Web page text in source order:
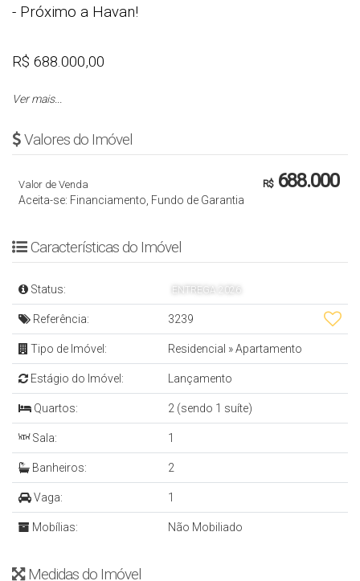
- Próximo a Havan!
R$ 688.000,00
Sugestão: R$ 69.000,00 entrada + 17 x R$ 4.050,00
+ 4 x 26.000,00 (1 vez por ano)
parcelas de R$ 4.100,00
Cód.: 3239
APARTAMENTO
- 1 Quarto + 1 Suíte
- Sala de Estar
- Cozinha
- Sacada
- Área de Serviço
- Banheiro Social
- Vaga de Garagem Coberta
- 67 m² Privativos
EMPREENDIMENTO
- Academia
Ver mais...
Valores do Imóvel
R$688.000
Valor de Venda
Aceita-se: Financiamento, Fundo de Garantia
Características do Imóvel
Status: ENTREGA 2026
Referência: 3239
Tipo de Imóvel: Residencial »Apartamento
Estágio do Imóvel: Lançamento
Quartos: 2 (sendo 1 suíte)
Sala: 1
Banheiros: 2
Vaga: 1
Mobílias: Não Mobiliado
Medidas do Imóvel